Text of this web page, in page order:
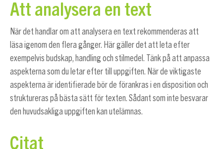
Att analysera en text
När det handlar om att analysera en text rekommenderas att
läsa igenom den flera gånger. Här gäller det att leta efter
exempelvis budskap, handling och stilmedel. Tänk på att anpassa
aspekterna som du letar efter till uppgiften. När de viktigaste
aspekterna är identifierade bör de förankras i en disposition och
struktureras på bästa sätt för texten. Sådant som inte besvarar
den huvudsakliga uppgiften kan utelämnas.
Citat